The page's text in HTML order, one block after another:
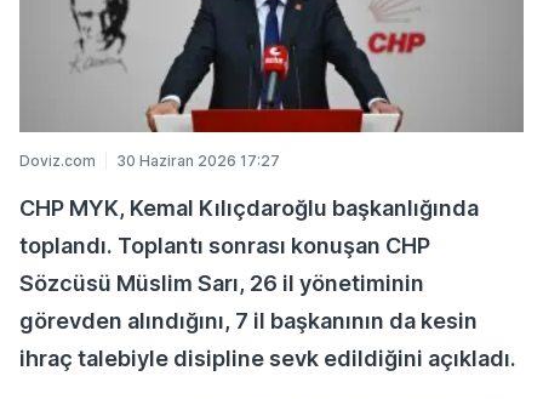
Doviz.com 30 Haziran 2026 17:27
CHP MYK, Kemal Kılıçdaroğlu başkanlığında
toplandı. Toplantı sonrası konuşan CHP
Sözcüsü Müslim Sarı, 26 il yönetiminin
görevden alındığını, 7 il başkanının da kesin
ihraç talebiyle disipline sevk edildiğini açıkladı.